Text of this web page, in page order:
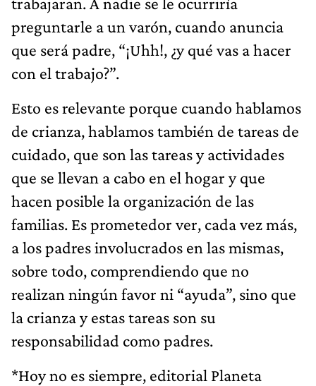
preguntarle a un varón, cuando anuncia
que será padre, “¡Uhh!, ¿y qué vas a hacer
con el trabajo?”.
Esto es relevante porque cuando hablamos
de crianza, hablamos también de tareas de
cuidado, que son las tareas y actividades
que se llevan a cabo en el hogar y que
hacen posible la organización de las
familias. Es prometedor ver, cada vez más,
a los padres involucrados en las mismas,
sobre todo, comprendiendo que no
realizan ningún favor ni “ayuda”, sino que
la crianza y estas tareas son su
responsabilidad como padres.
*Hoy no es siempre, editorial Planeta